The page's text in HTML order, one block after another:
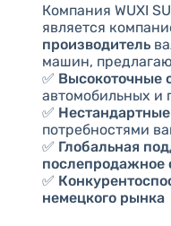
Компания WUXI
является
производитель
машин,
✅ Высокоточные
автомобильных
✅
потребностями
✅ Глобальная
послепродажное
✅
немецкого рынка